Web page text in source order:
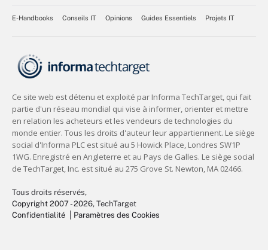
E-Handbooks Conseils IT Opinions Guides Essentiels Projets IT
Tous droits réservés,
Copyright 2007 - 2026, TechTarget
Confidentialité
Paramètres des Cookies